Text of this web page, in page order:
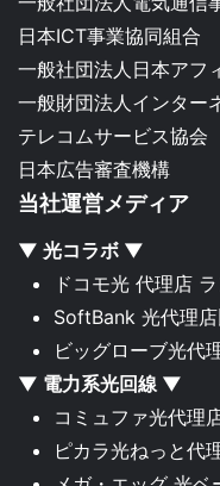
日本ICT事業協同組合
一般社団法人日本アフ
一般財団法人インター
テレコムサービス協会
日本広告審査機構
当社運営メディア
▼ 光コラボ ▼
ドコモ光 代理店
SoftBank 光代理
ビッグローブ光代
▼ 電力系光回線 ▼
コミュファ光代理
ピカラ光ねっと代